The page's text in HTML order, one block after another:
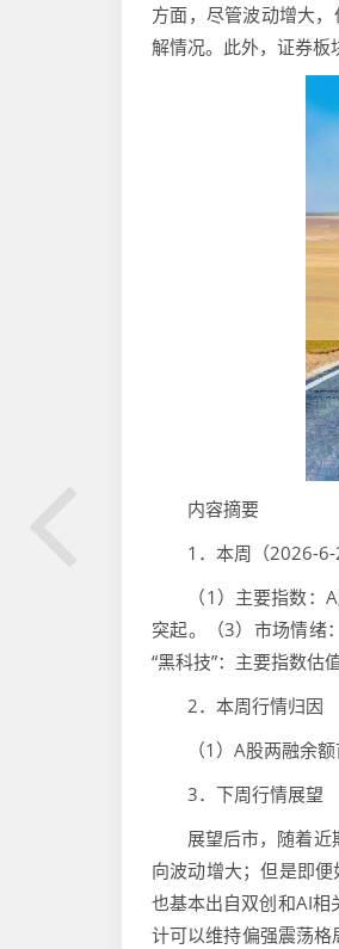
方面，尽管波动增大
解情况。此外，证券板
内容摘要
1．本周（2026-6-
（1）主要指数：A
突起。（3）市场情绪
“黑科技”：主要指数估
2．本周行情归因
（1）A股两融余额
3．下周行情展望
展望后市，随着近期
向波动增大；但是即
也基本出自双创和AI相
计可以维持偏强震荡